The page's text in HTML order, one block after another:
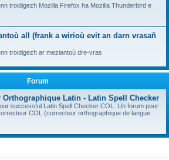
troidigezh Mozilla Firefox ha Mozilla Thunderbird e
all (frank a wirioù evit an darn vrasañ
troidigezh ar meziantoù dre-vras
Forum
Orthographique Latin - Latin Spell Checker
successful Latin Spell Checker COL. Un forum pour
COL (correcteur orthographique de langue